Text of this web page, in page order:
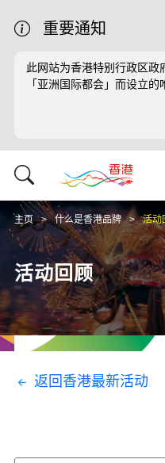
重要通知
此网站为香港特别行政区政
「亚洲国际都会」而设立的
主页 什么是香港品牌 活动
活动回顾
返回香港最新活动